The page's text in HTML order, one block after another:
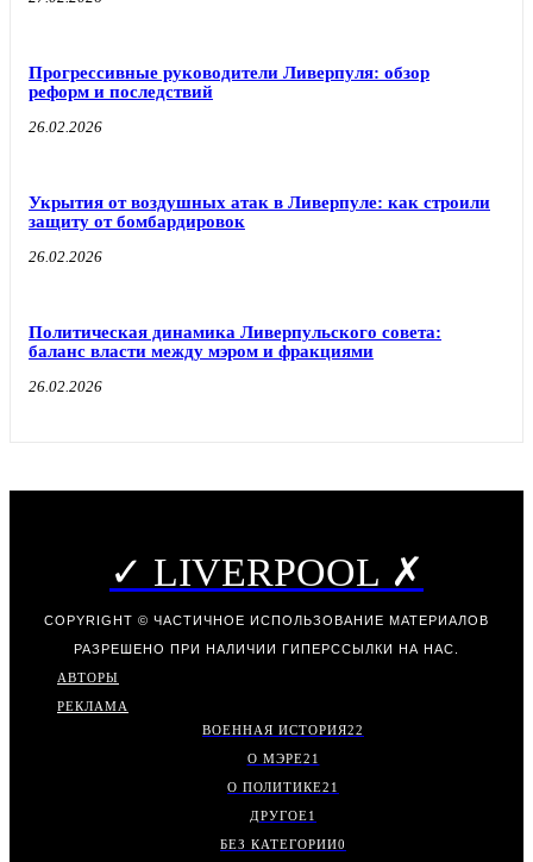
Прогрессивные руководители Ливерпуля: обзор
реформ и последствий
26.02.2026
Укрытия от воздушных атак в Ливерпуле: как строили
защиту от бомбардировок
26.02.2026
Политическая динамика Ливерпульского совета:
баланс власти между мэром и фракциями
26.02.2026
✓ LIVERPOOL ✗
COPYRIGHT © ЧАСТИЧНОЕ ИСПОЛЬЗОВАНИЕ МАТЕРИАЛОВ
РАЗРЕШЕНО ПРИ НАЛИЧИИ ГИПЕРССЫЛКИ НА НАС.
АВТОРЫ
РЕКЛАМА
ВОЕННАЯ ИСТОРИЯ22
О МЭРЕ21
О ПОЛИТИКЕ21
ДРУГОЕ1
БЕЗ КАТЕГОРИИ0